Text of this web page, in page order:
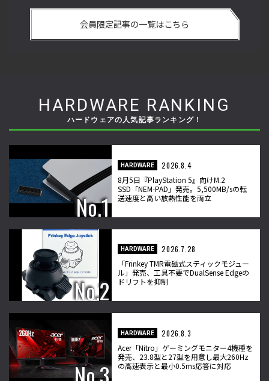
ほしい！ チームリーダー久保の失敗【ストーム久保のプロ格
闘ゲーマーのゲンバから！ 第47回】
会員限定記事の一覧はこちら
HARDWARE RANKING
ハードウェアの人気記事ランキング！
HARDWARE
2026.8.4
8月5日『PlayStation 5』向けM.2
SSD「NEM-PAD」発売。5,500MB/sの転
送速度と高い放熱性能を両立
HARDWARE
2026.7.28
「Frinkey TMR電磁式スティックモジュー
ル」発売、工具不要でDualSense Edgeの
ドリフトを抑制
HARDWARE
2026.8.3
Acer「Nitro」ゲーミングモニター4機種を
発売、23.8型と27型を用意し最大260Hz
の高速表示と最小0.5ms応答に対応